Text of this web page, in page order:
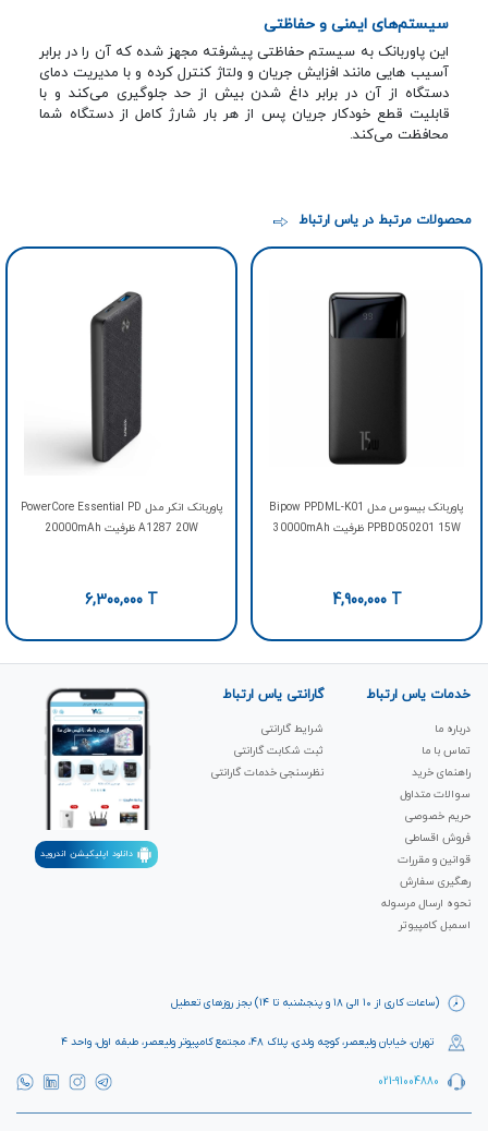
سیستم‌های ایمنی و حفاظتی
این پاوربانک به سیستم حفاظتی پیشرفته مجهز شده که آن را در برابر
آسیب هایی مانند افزایش جریان و ولتاژ کنترل کرده و با مدیریت دمای
دستگاه از آن در برابر داغ شدن بیش از حد جلوگیری می‌کند و با
قابلیت قطع خودکار جریان پس از هر بار شارژ کامل از دستگاه شما
محافظت می‌کند.
محصولات مرتبط در یاس ارتباط
پاوربانک بیسوس مدل Bipow PPDML-K01
PPBD050201 15W ظرفیت 30000mAh
4,900,000T
پاوربانک انکر مدل PowerCore Essential PD
A1287 20W ظرفیت 20000mAh
6,300,000 T
(ساعات کاری از ۱۰ الی ۱۸ و پنجشنبه تا ۱۴) بجز روزهای تعطیل
تهران، خیابان ولیعصر، کوچه ولدی، پلاک ۴۸، مجتمع کامپیوتر ولیعصر، طبقه اول، واحد ۴
021-91004880
خدمات یاس ارتباط
درباره ما
تماس با ما
راهنمای خرید
سوالات متداول
حریم خصوصی
فروش اقساطی
قوانین و مقررات
رهگیری سفارش
نحوه ارسال مرسوله
اسمبل کامپیوتر
گارانتی یاس ارتباط
شرایط گارانتی
ثبت شکابت‌ گارانتی
نظرسنجی خدمات گارانتی
دانلود اپلیکیشن اندروید